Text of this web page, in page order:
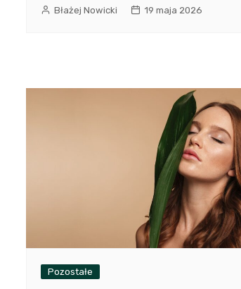
Błażej Nowicki 19 maja 2026
Pozostałe